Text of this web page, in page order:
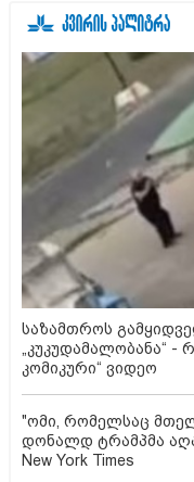
საზამთროს
„კუკუდამალობანა“
კომიკური“ ვიდეო
"ომი, რომელსაც
დონალდ ტრამპმა
New York Times